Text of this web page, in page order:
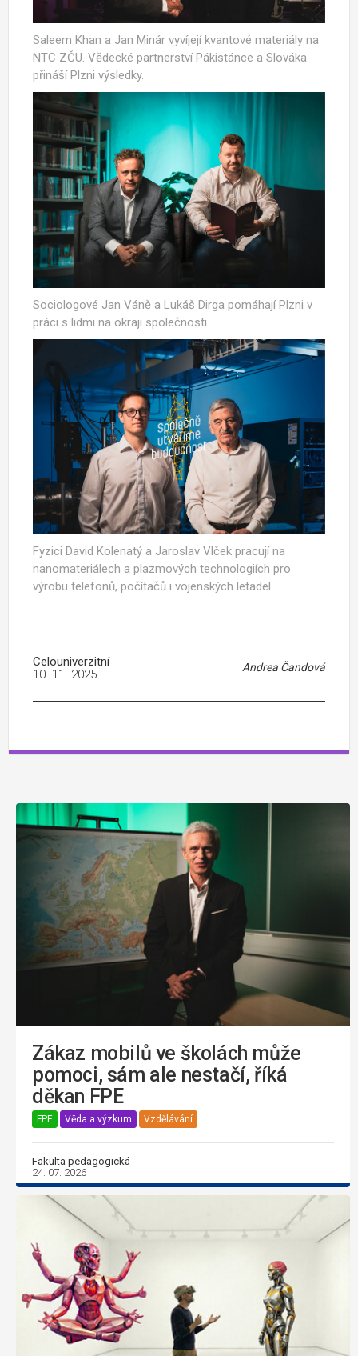
Saleem Khan a Jan Minár vyvíjejí kvantové materiály na
NTC ZČU. Vědecké partnerství Pákistánce a Slováka
přináší Plzni výsledky.
Sociologové Jan Váně a Lukáš Dirga pomáhají Plzni v
práci s lidmi na okraji společnosti.
Fyzici David Kolenatý a Jaroslav Vlček pracují na
nanomateriálech a plazmových technologiích pro
výrobu telefonů, počítačů i vojenských letadel.
Celouniverzitní Andrea Čandová
10. 11. 2025
Zákaz mobilů ve školách může
pomoci, sám ale nestačí, říká
děkan FPE
FPE Věda a výzkum Vzdělávání
Fakulta pedagogická
24. 07. 2026